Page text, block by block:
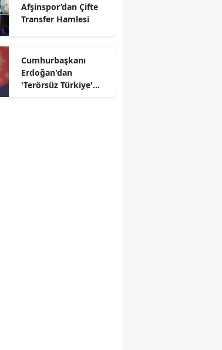
Afşinspor’dan Çifte
Transfer Hamlesi
Cumhurbaşkanı
Erdoğan'dan
'Terörsüz Türkiye'